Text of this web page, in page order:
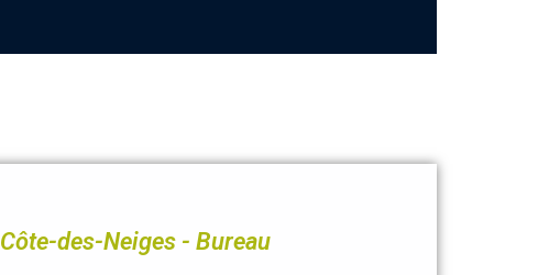
Côte-des-Neiges - Bureau